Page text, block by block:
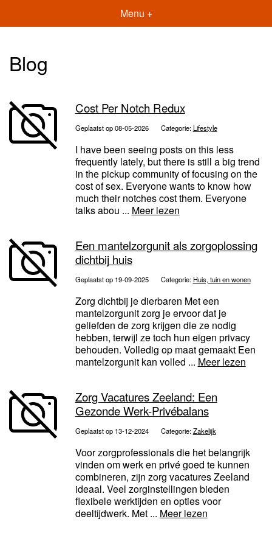
Menu +
Blog
Cost Per Notch Redux
Geplaatst op 08-05-2026 Categorie:Lifestyle
I have been seeing posts on this less
frequently lately, but there is still a big trend
in the pickup community of focusing on the
cost of sex. Everyone wants to know how
much their notches cost them. Everyone
talks abou ... Meer lezen
Een mantelzorgunit als zorgoplossing
dichtbij huis
Geplaatst op 19-09-2025 Categorie: Huis, tuin en wonen
Zorg dichtbij je dierbaren Met een
mantelzorgunit zorg je ervoor dat je
geliefden de zorg krijgen die ze nodig
hebben, terwijl ze toch hun eigen privacy
behouden. Volledig op maat gemaakt Een
mantelzorgunit kan volled ... Meer lezen
Zorg Vacatures Zeeland: Een
Gezonde Werk-Privébalans
Geplaatst op 13-12-2024 Categorie:Zakelijk
Voor zorgprofessionals die het belangrijk
vinden om werk en privé goed te kunnen
combineren, zijn zorg vacatures Zeeland
ideaal. Veel zorginstellingen bieden
flexibele werktijden en opties voor
deeltijdwerk. Met ... Meer lezen